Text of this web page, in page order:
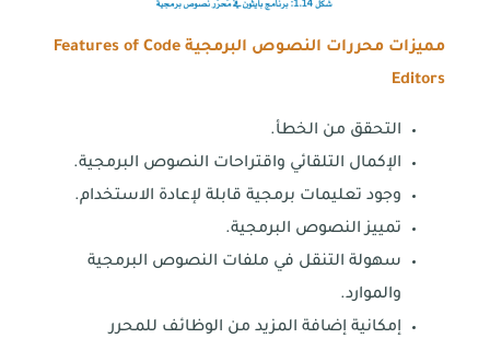
مميزات محررات النصوص البرمجيةFeatures of Code
Editors
التحقق من الخطأ.
الإكمال التلقائي واقتراحات النصوص البرمجية.
وجود تعليمات برمجية قابلة لإعادة الاستخدام.
تمييز النصوص البرمجية.
سهولة التنقل في ملفات النصوص البرمجية
والموارد.
إمكانية إضافة المزيد من الوظائف للمحرر